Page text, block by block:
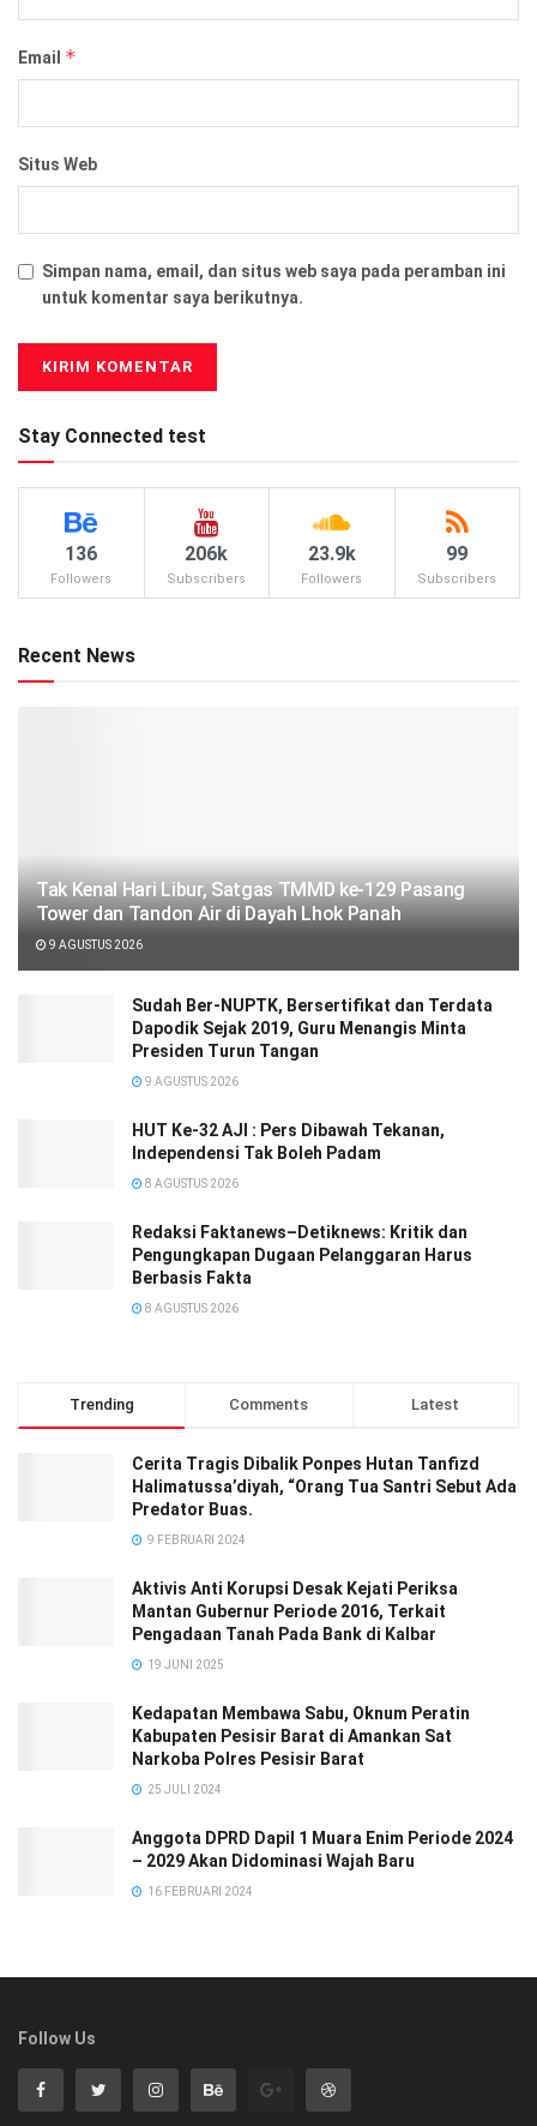
Email *
Situs Web
Simpan nama, email, dan situs web saya pada peramban ini
untuk komentar saya berikutnya.
Stay Connected test
136
Followers
206k
Subscribers
23.9k
Followers
99
Subscribers
Recent News
Tak Kenal Hari Libur, Satgas TMMD ke-129 Pasang
Tower dan Tandon Air di Dayah Lhok Panah
9 AGUSTUS 2026
Sudah Ber-NUPTK, Bersertifikat dan Terdata
Dapodik Sejak 2019, Guru Menangis Minta
Presiden Turun Tangan
9 AGUSTUS 2026
HUT Ke-32 AJI : Pers Dibawah Tekanan,
Independensi Tak Boleh Padam
8 AGUSTUS 2026
Redaksi Faktanews–Detiknews: Kritik dan
Pengungkapan Dugaan Pelanggaran Harus
Berbasis Fakta
8 AGUSTUS 2026
Trending Comments Latest
Cerita Tragis Dibalik Ponpes Hutan Tanfizd
Halimatussa’diyah, “Orang Tua Santri Sebut Ada
Predator Buas.
9 FEBRUARI 2024
Aktivis Anti Korupsi Desak Kejati Periksa
Mantan Gubernur Periode 2016, Terkait
Pengadaan Tanah Pada Bank di Kalbar
19 JUNI 2025
Kedapatan Membawa Sabu, Oknum Peratin
Kabupaten Pesisir Barat di Amankan Sat
Narkoba Polres Pesisir Barat
25 JULI 2024
Anggota DPRD Dapil 1 Muara Enim Periode 2024
– 2029 Akan Didominasi Wajah Baru
16 FEBRUARI 2024
Follow Us